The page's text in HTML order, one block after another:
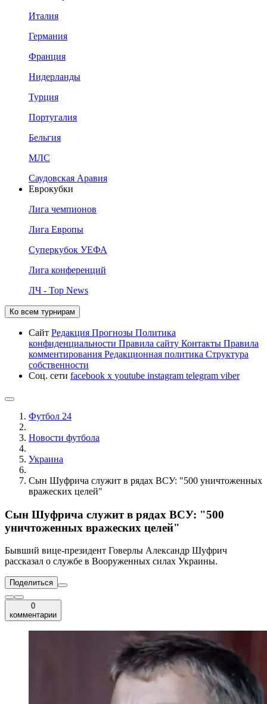
Италия
Германия
Франция
Нидерланды
Турция
Португалия
Бельгия
МЛС
Саудовская Аравия
Еврокубки
Лига чемпионов
Лига Европы
Суперкубок УЕФА
Лига конференций
ЛЧ - Top News
Ко всем турнирам
Сайт Редакция Прогнозы Политика
конфиденциальности Правила сайту Контакты Правила
комментирования Редакционная политика Структура
собственности
Соц. сети facebook x youtube instagram telegram viber
Футбол 24
Новости футбола
Украина
Сын Шуфрича служит в рядах ВСУ: "500 уничтоженных
вражеских целей"
Сын Шуфрича служит в рядах ВСУ: "500
уничтоженных вражеских целей"
Бывший вице-президент Говерлы Александр Шуфрич
рассказал о службе в Вооруженных силах Украины.
Поделиться
0
комментарии